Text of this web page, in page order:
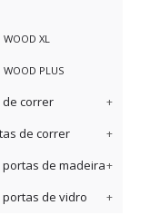
WOOD XL
PLUS
de correr
de correr
de madeira
de vidro